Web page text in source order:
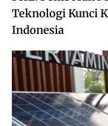
Teknologi Kunci
Indonesia